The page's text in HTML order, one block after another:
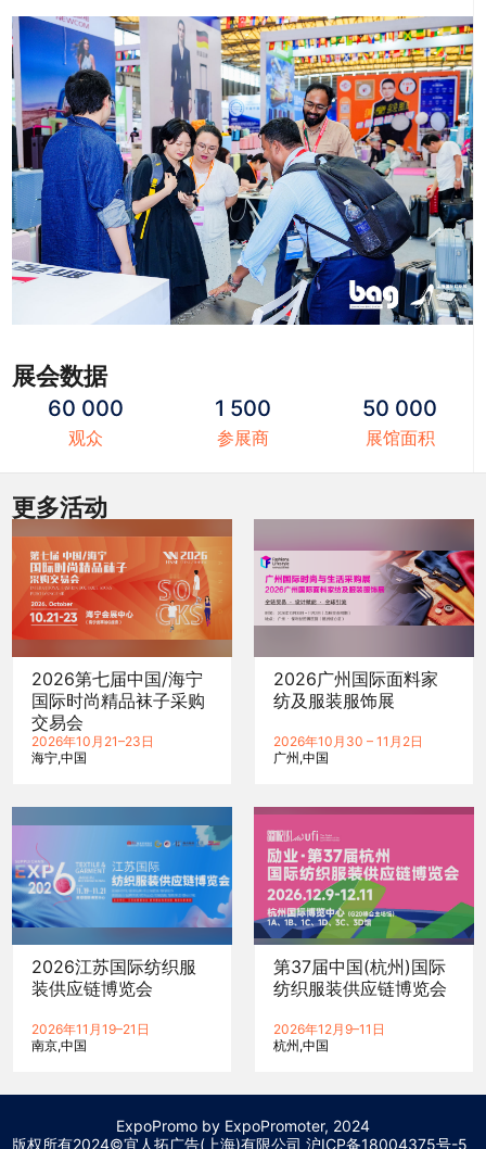
展会数据
60 000
观众
1 500
参展商
50 000
展馆面积
更多活动
2026第七届中国/海宁
国际时尚精品袜子采购
交易会
2026年10月21–23日
海宁 中国
2026广州国际面料家
纺及服装服饰展
2026年10月30 – 11月2日
广州 中国
2026江苏国际纺织服
装供应链博览会
2026年11月19–21日
南京 中国
第37届中国(杭州)国际
纺织服装供应链博览会
2026年12月9–11日
杭州 中国
ExpoPromo by ExpoPromoter, 2024
版权所有2024©宜人拓广告(上海)有限公司 沪ICP备18004375号-5